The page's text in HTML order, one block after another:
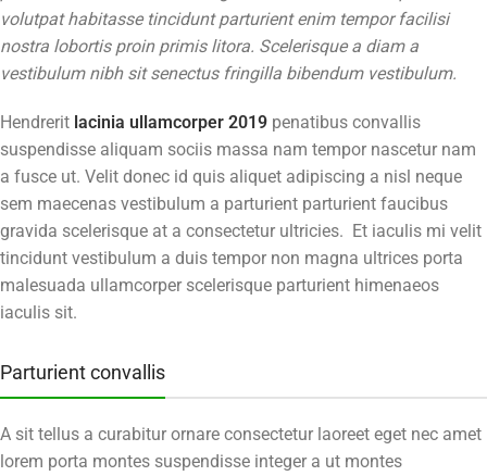
volutpat habitasse tincidunt parturient enim tempor facilisi
nostra lobortis proin primis litora. Scelerisque a diam a
vestibulum nibh sit senectus fringilla bibendum vestibulum.
Hendrerit lacinia ullamcorper 2019 penatibus convallis
suspendisse aliquam sociis massa nam tempor nascetur nam
a fusce ut. Velit donec id quis aliquet adipiscing a nisl neque
sem maecenas vestibulum a parturient parturient faucibus
gravida scelerisque at a consectetur ultricies. Et iaculis mi velit
tincidunt vestibulum a duis tempor non magna ultrices porta
malesuada ullamcorper scelerisque parturient himenaeos
iaculis sit.
Parturient convallis
A sit tellus a curabitur ornare consectetur laoreet eget nec amet
lorem porta montes suspendisse integer a ut montes